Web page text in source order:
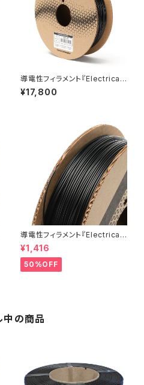
導電性フィラメント『Electricall
y Conductive Composite P
LA』
¥17,800
導電性フィラメント『Electricall
y Conductive Composite P
LA』10M
¥1,416
50%OFF
中の商品